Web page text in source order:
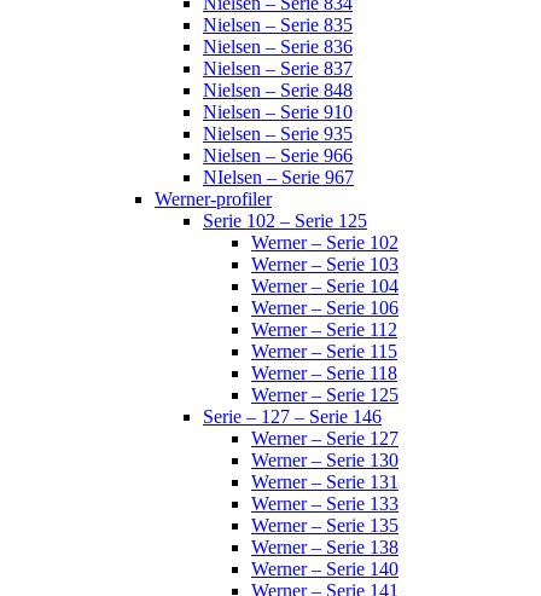
Nielsen – Serie 835
Nielsen – Serie 836
Nielsen – Serie 837
Nielsen – Serie 848
Nielsen – Serie 910
Nielsen – Serie 935
Nielsen – Serie 966
NIelsen – Serie 967
Werner-profiler
Serie 102 – Serie 125
Werner – Serie 102
Werner – Serie 103
Werner – Serie 104
Werner – Serie 106
Werner – Serie 112
Werner – Serie 115
Werner – Serie 118
Werner – Serie 125
Serie – 127 – Serie 146
Werner – Serie 127
Werner – Serie 130
Werner – Serie 131
Werner – Serie 133
Werner – Serie 135
Werner – Serie 138
Werner – Serie 140
Werner – Serie 141